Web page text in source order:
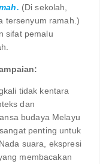
(Di sekolah,
tersenyum ramah.)
sifat pemalu
tidak kentara
dan
budaya Melayu
penting untuk
suara, ekspresi
membacakan